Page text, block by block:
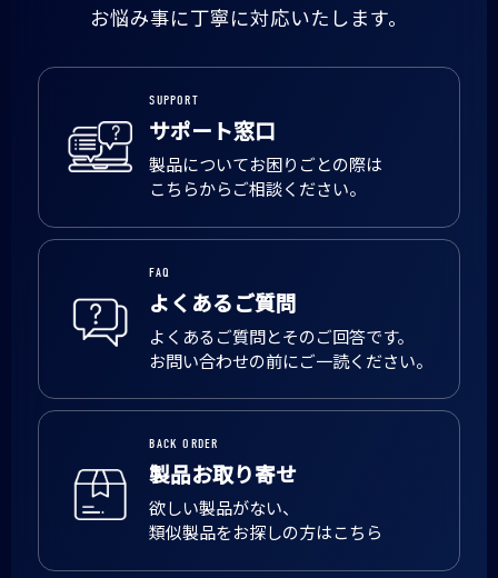
お悩み事に丁寧に対応いたします。
SUPPORT
サポート窓口
製品についてお困りごとの際は
こちらからご相談ください。
FAQ
よくあるご質問
よくあるご質問とそのご回答です。
お問い合わせの前にご一読ください。
BACK ORDER
製品お取り寄せ
欲しい製品がない、
類似製品をお探しの方はこちら